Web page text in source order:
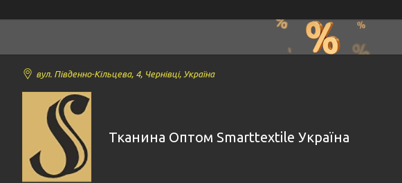
вул. Південно-Кільцева, 4, Чернівці, Україна
Тканина Оптом Smarttextile Україна